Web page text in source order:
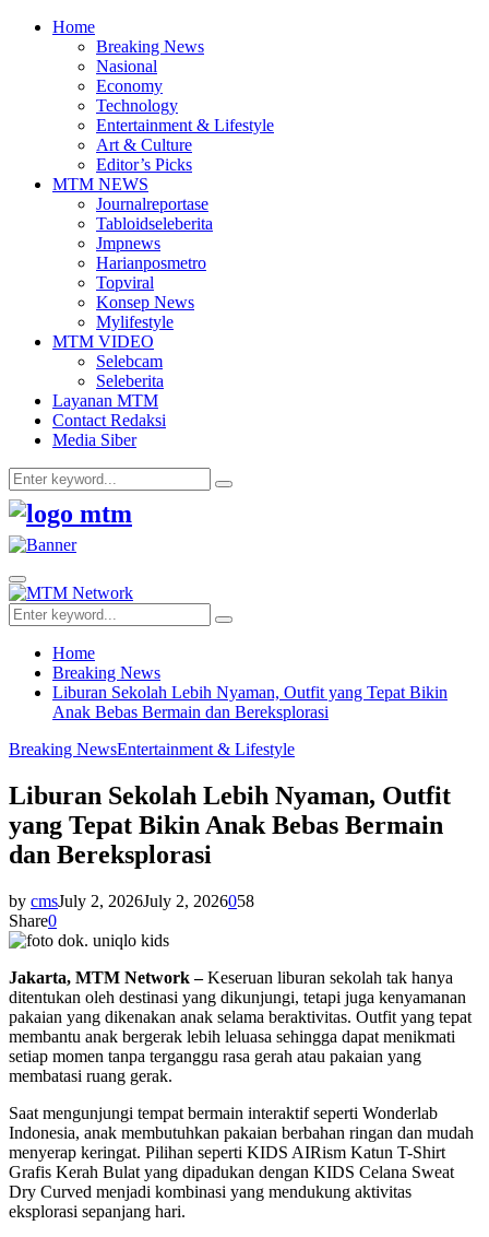
Home
Breaking News
Nasional
Economy
Technology
Entertainment & Lifestyle
Art & Culture
Editor’s Picks
MTM NEWS
Journalreportase
Tabloidseleberita
Jmpnews
Harianposmetro
Topviral
Konsep News
Mylifestyle
MTM VIDEO
Selebcam
Seleberita
Layanan MTM
Contact Redaksi
Media Siber
Search
for:
Search
Facebook
Twitter
Youtube
Primary
Menu
Search
for:
Search
Home
Breaking News
Liburan Sekolah Lebih Nyaman, Outfit yang Tepat Bikin
Anak Bebas Bermain dan Bereksplorasi
Breaking NewsEntertainment & Lifestyle
Liburan Sekolah Lebih Nyaman, Outfit
yang Tepat Bikin Anak Bebas Bermain
dan Bereksplorasi
by cmsJuly 2, 2026July 2, 2026058
Share0
Jakarta, MTM Network –Keseruan liburan sekolah tak hanya
ditentukan oleh destinasi yang dikunjungi, tetapi juga kenyamanan
pakaian yang dikenakan anak selama beraktivitas. Outfit yang tepat
membantu anak bergerak lebih leluasa sehingga dapat menikmati
setiap momen tanpa terganggu rasa gerah atau pakaian yang
membatasi ruang gerak.
Saat mengunjungi tempat bermain interaktif seperti Wonderlab
Indonesia, anak membutuhkan pakaian berbahan ringan dan mudah
menyerap keringat. Pilihan seperti KIDS AIRism Katun T-Shirt
Grafis Kerah Bulat yang dipadukan dengan KIDS Celana Sweat
Dry Curved menjadi kombinasi yang mendukung aktivitas
eksplorasi sepanjang hari.